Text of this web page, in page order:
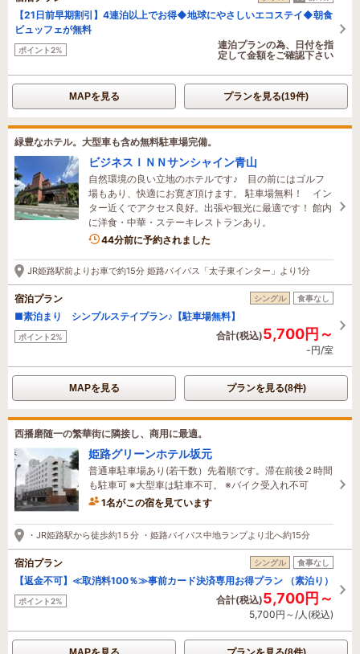
【21日前早期割引】4連泊以上でお得◆地球にやさしいエコステイ◆朝食
ビュッフェが無料
ポイント2%
連泊プランの為、日付を指
定して金額をご確認下さい
MAPを見る プランを見る(19件)
緑豊なホテル。大型車も含め無料駐車場完備。
ビジネスＩＮＮサンシャイン青山
自然環境の良い立地のホテルです♪ 目の前にはゴルフ
場もあり、快適にお寛ぎ頂けます。 駐車場無料！ イン
ター近くでアクセス良好。出張や観光に最適です！ 館内
に洋食・中華・ステーキレストランあり。
3名がこの宿を見ています
44分前に予約されました
JR姫路駅前よりお車で約15分 姫路バイパス「太子東インター」より1分
宿泊プラン シングル 食事なし
■素泊まり シンプルステイプラン♪【駐車場無料】
ポイント2% 合計(税込)5,700円～
-円/室
MAPを見る プランを見る(8件)
西播磨随一の繁華街に隣接し、商用に最適。
姫路グリーンホテル坂元
普通車駐車場あり(若干数）先着順です。滞在前後２時間
も駐車可 ※大型車は駐車不可。 ※バイク受入れ不可
1名がこの宿を見ています
・JR姫路駅から徒歩約1５分 ・姫路バイパス中地ランプより北へ約15分
宿泊プラン シングル 食事なし
【返金不可】≪取消料100％≫事前カード決済専用お得プラン （素泊り）
ポイント2% 合計(税込)5,700円～
5,700円～/人(税込)